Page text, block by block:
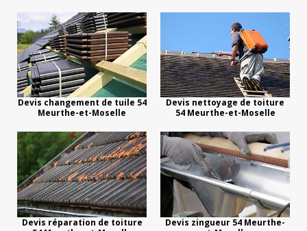
Devis changement de tuile 54
Meurthe-et-Moselle
Devis nettoyage de toiture
54 Meurthe-et-Moselle
Devis réparation de toiture
Devis zingueur 54 Meurthe-